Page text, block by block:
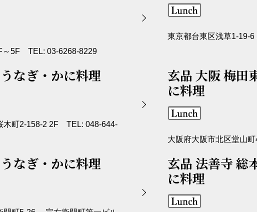
～5F TEL: 03-6268-8229
東京都台東区浅草1-19-
なぎ・かに料理
木町2-158-2 2F TEL: 048-644-
玄品 大阪 梅田
に料理
大阪府大阪市北区堂山
なぎ・かに料理
玄品 法善寺 総
に料理